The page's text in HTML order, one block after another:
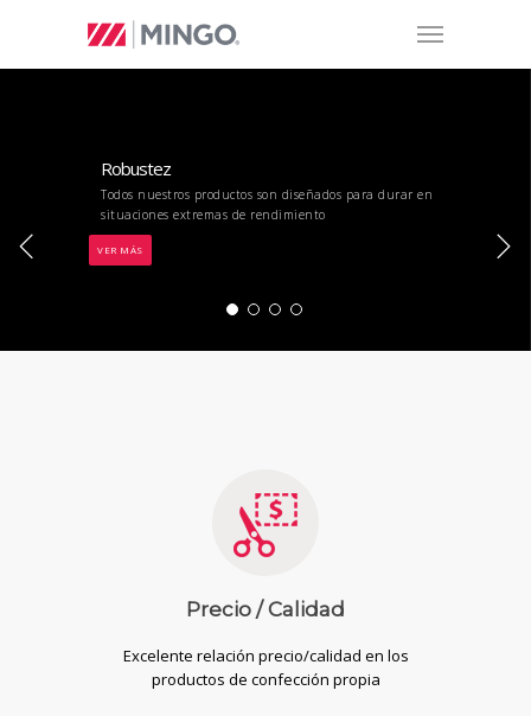
Robustez
Todos nuestros productos son diseñados para durar en
situaciones extremas de rendimiento
VER MÁS
Precio / Calidad
Excelente relación precio/calidad en los
productos de confección propia